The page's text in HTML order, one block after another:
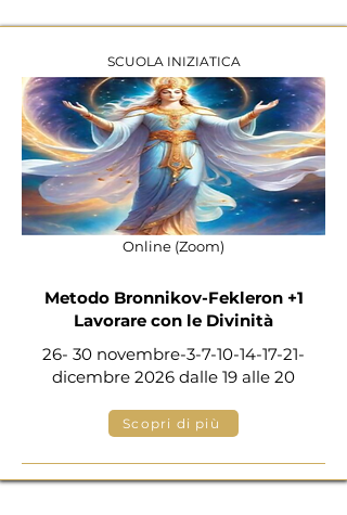
SCUOLA INIZIATICA
Online (Zoom)
Metodo Bronnikov-Fekleron +1
Lavorare con le Divinità
26- 30 novembre-3-7-10-14-17-21-
dicembre 2026 dalle 19 alle 20
Scopri di più